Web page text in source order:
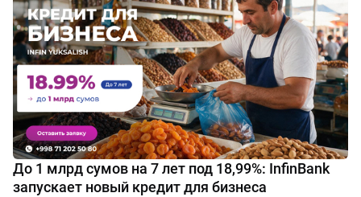
До 1 млрд сумов на 7 лет под 18,99%: InfinBank
запускает новый кредит для бизнеса